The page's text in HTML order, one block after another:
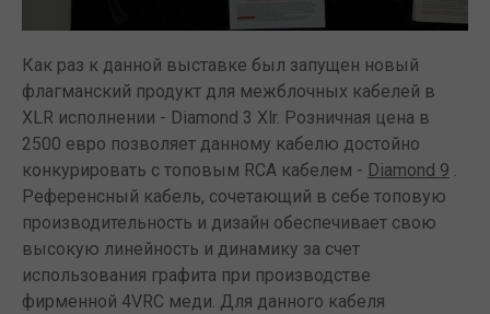
Как раз к данной выставке был запущен новый
флагманский продукт для межблочных кабелей в
XLR исполнении - Diamond 3 Xlr. Розничная цена в
2500 евро позволяет данному кабелю достойно
конкурировать с топовым RCA кабелем - Diamond 9 .
Референсный кабель, сочетающий в себе топовую
производительность и дизайн обеспечивает свою
высокую линейность и динамику за счет
использования графита при производстве
фирменной 4VRC меди. Для данного кабеля